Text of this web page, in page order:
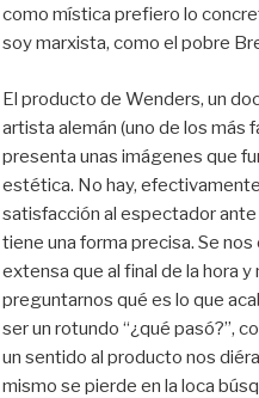
como mística prefiero lo
soy marxista, como el pobre
El producto de Wenders, un
artista alemán (uno de los más
presenta unas imágenes que
estética. No hay,
satisfacción al espectador ante
tiene una forma precisa. Se
extensa que al final de la hora
preguntarnos qué es lo que
ser un rotundo “¿qué pasó?”,
un sentido al producto nos
mismo se pierde en la loca